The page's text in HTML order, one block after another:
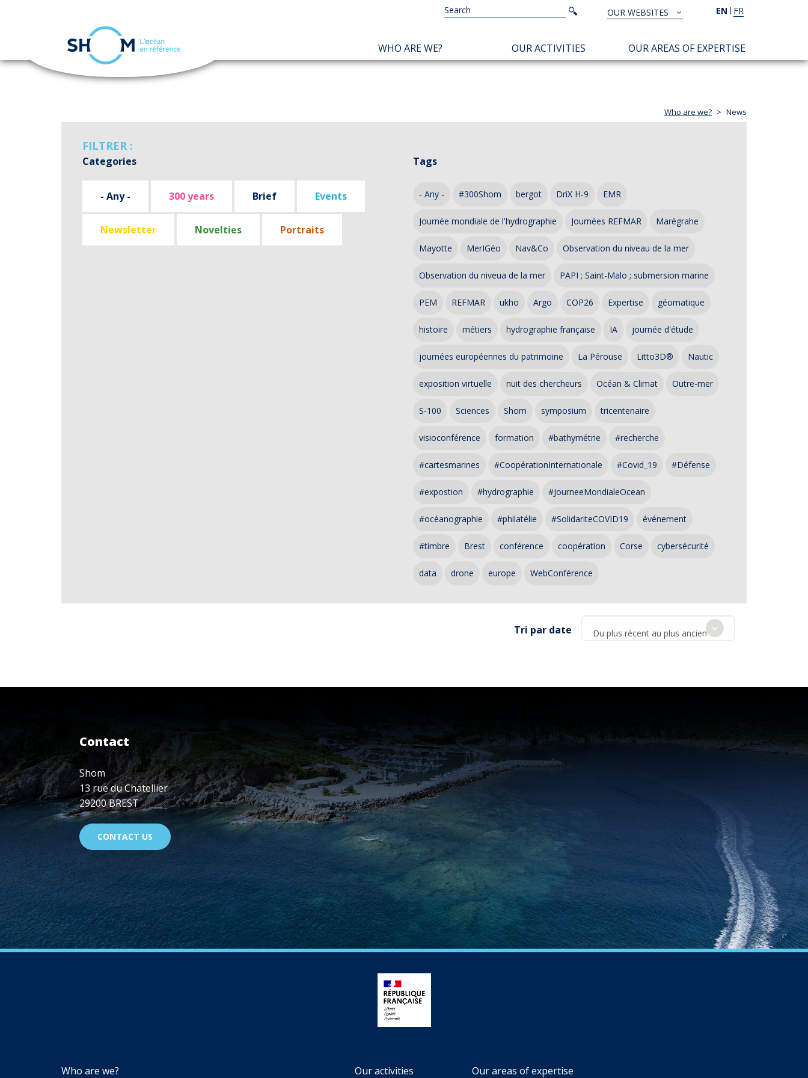
Skip
EN FR
TOUS
NOS
SITES
OUR WEBSITES
Search
Search
NAVIGATION
PRINCIPALE
WHO ARE WE? OUR ACTIVITIES OUR AREAS OF EXPERTISE
Who are we? News
FILTRER :
Categories
- Any - 300 years Brief Events
Newsletter Novelties Portraits
Tags
- Any - #300Shom bergot DriX H-9 EMR
Journée mondiale de l'hydrographie Journées REFMAR Marégrahe
Mayotte MerIGéo Nav&Co Observation du niveau de la mer
Observation du niveua de la mer PAPI ; Saint-Malo ; submersion marine
PEM REFMAR ukho Argo COP26 Expertise géomatique
histoire métiers hydrographie française IA journée d'étude
journées européennes du patrimoine La Pérouse Litto3D® Nautic
exposition virtuelle nuit des chercheurs Océan & Climat Outre-mer
S-100 Sciences Shom symposium tricentenaire
visioconférence formation #bathymétrie #recherche
#cartesmarines #CoopérationInternationale #Covid_19 #Défense
#expostion #hydrographie #JourneeMondialeOcean
#océanographie #philatélie #SolidariteCOVID19 événement
#timbre Brest conférence coopération Corse cybersécurité
data drone europe WebConférence
Tri par date Du plus récent au plus ancien
Contact
Shom
13 rue du Chatellier
29200 BREST
CONTACT US
NAVIGATION
Who are we? Our activities Our areas of expertise